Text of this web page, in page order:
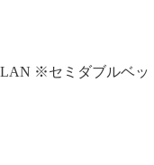
※セミダブルベッ